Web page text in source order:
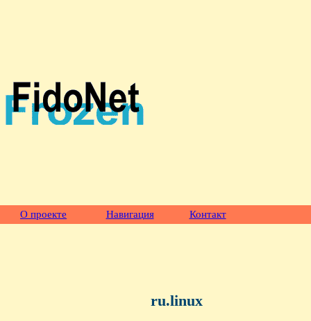
О проекте Навигация Контакт
ru.linux